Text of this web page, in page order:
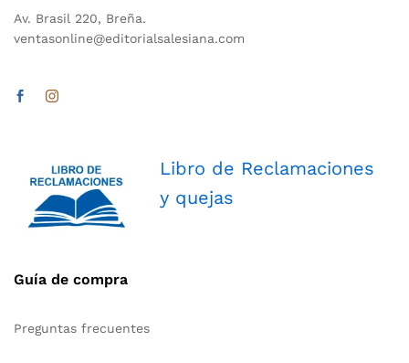
Av. Brasil 220, Breña.
ventasonline@editorialsalesiana.com
Libro de Reclamaciones
y quejas
Guía de compra
Preguntas frecuentes